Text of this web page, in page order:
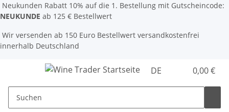
Neukunden Rabatt 10% auf die 1. Bestellung mit Gutscheincode:
NEUKUNDE ab 125 € Bestellwert
Wir versenden ab 150 Euro Bestellwert versandkostenfrei
innerhalb Deutschland
DE 0,00 €